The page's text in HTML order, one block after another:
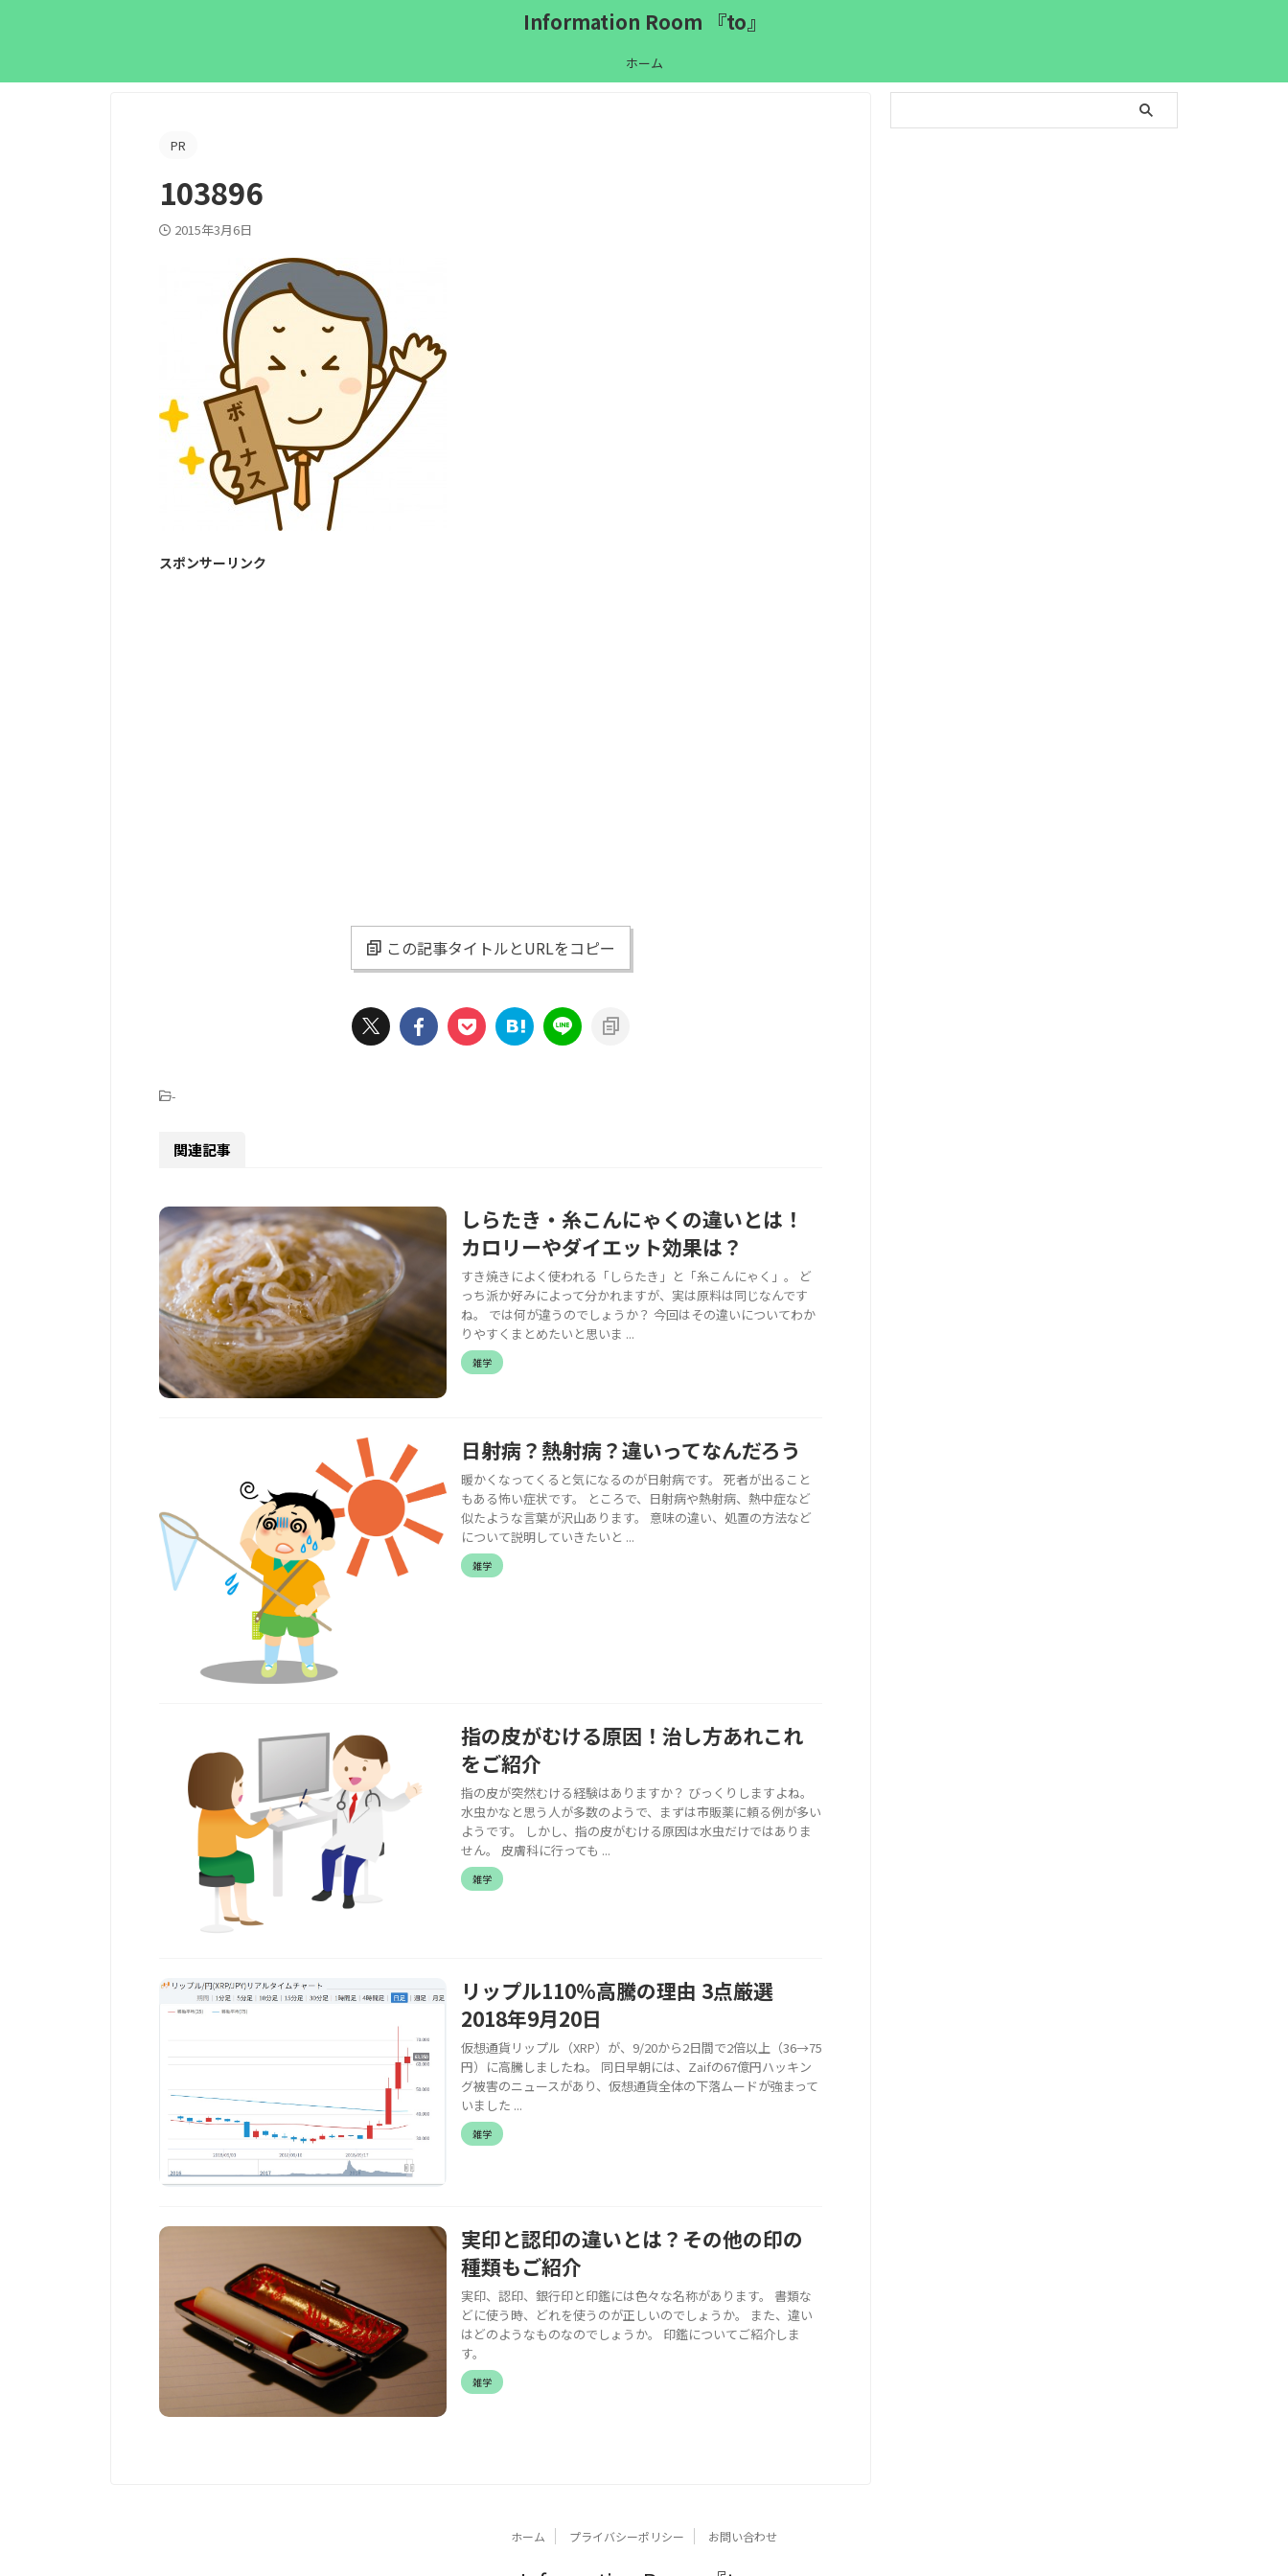
Information Room 『to』
ホーム
PR
103896
2015年3月6日
スポンサーリンク
この記事タイトルとURLをコピー
-
関連記事
しらたき・糸こんにゃくの違いとは！
カロリーやダイエット効果は？
すき焼きによく使われる「しらたき」と「糸こんにゃく」。 ど
っち派か好みによって分かれますが、実は原料は同じなんです
ね。 では何が違うのでしょうか？ 今回はその違いについてわか
りやすくまとめたいと思いま ...
雑学
日射病？熱射病？違いってなんだろう
暖かくなってくると気になるのが日射病です。 死者が出ること
もある怖い症状です。 ところで、日射病や熱射病、熱中症など
似たような言葉が沢山あります。 意味の違い、処置の方法など
について説明していきたいと ...
雑学
指の皮がむける原因！治し方あれこれ
をご紹介
指の皮が突然むける経験はありますか？ びっくりしますよね。
水虫かなと思う人が多数のようで、まずは市販薬に頼る例が多い
ようです。 しかし、指の皮がむける原因は水虫だけではありま
せん。 皮膚科に行っても ...
雑学
リップル110％高騰の理由 3点厳選
2018年9月20日
仮想通貨リップル（XRP）が、9/20から2日間で2倍以上（36→75
円）に高騰しましたね。 同日早朝には、Zaifの67億円ハッキン
グ被害のニュースがあり、仮想通貨全体の下落ムードが強まって
いました ...
雑学
実印と認印の違いとは？その他の印の
種類もご紹介
実印、認印、銀行印と印鑑には色々な名称があります。 書類な
どに使う時、どれを使うのが正しいのでしょうか。 また、違い
はどのようなものなのでしょうか。 印鑑についてご紹介しま
す。
雑学
ホーム プライバシーポリシー お問い合わせ